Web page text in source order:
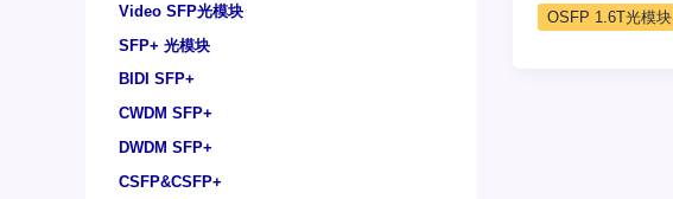
Video SFP光模块
SFP+ 光模块
BIDI SFP+
CWDM SFP+
DWDM SFP+
CSFP&CSFP+
OSFP 1.6T光模块